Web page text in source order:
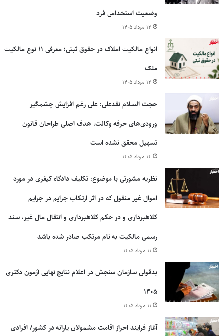
وضعیت استخدامی فرد
۱۲ مرداد ۱۴۰۵
انواع مالکیت املاک در حقوق ثبتی؛ معرفی ۱۱ نوع مالکیت
ملک
۱۲ مرداد ۱۴۰۵
حجت السلام نقدعلی: علی رغم افزایش چشمگیر
ورودی‌های حرفه وکالت، هدف اصلی طراحان قانون
تسهیل محقق نشده است
۱۴ مرداد ۱۴۰۵
نظریه مشورتی با موضوع: تکلیف دادگاه کیفری در مورد
اموال غیر منقول که در اثر ارتکاب جرایم در جرایم
کلاهبرداری و در حکم کلاهبرداری و انتقال مال غیر، سند
رسمی مالکیت به نام مرتکب صادر شده باشد
۱۱ مرداد ۱۴۰۵
بدقولی سازمان سنجش در اعلام نتایج نهایی آزمون دکتری
۱۴۰۵
۱۱ مرداد ۱۴۰۵
آغاز فرایند احراز اقامت مشمولان یارانه در کشور/ افرادی